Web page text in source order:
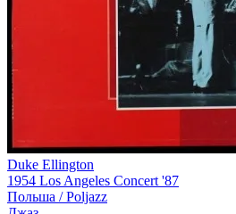
Duke Ellington
1954 Los Angeles Concert '87
Польша /Poljazz